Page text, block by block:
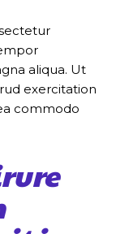
aliqua. Ut
exercitation
commodo